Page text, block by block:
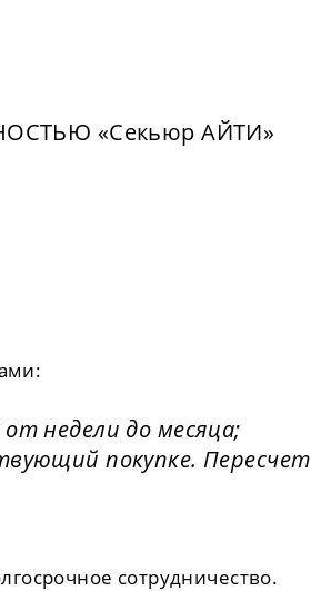
«Секьюр АЙТИ»
недели до месяца;
покупке. Пересчет
сотрудничество.